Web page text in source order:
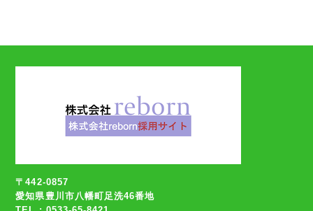
〒442-0857
愛知県豊川市八幡町足洗46番地